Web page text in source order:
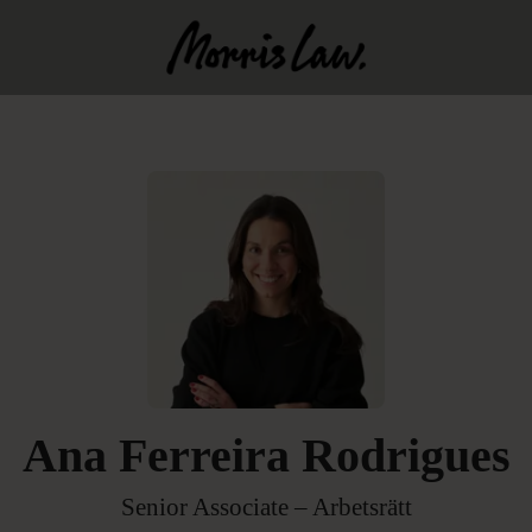
Ana Ferreira Rodrigues
Senior Associate – Arbetsrätt